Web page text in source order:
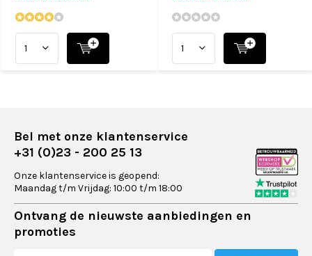
Bel met onze klantenservice
+31 (0)23 - 200 25 13
Onze klantenservice is geopend:
Maandag t/m Vrijdag: 10:00 t/m 18:00
Ontvang de nieuwste aanbiedingen en
promoties